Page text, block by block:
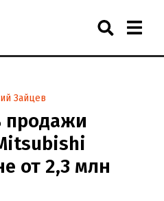
Зайцев
продажи
от 2,3 млн